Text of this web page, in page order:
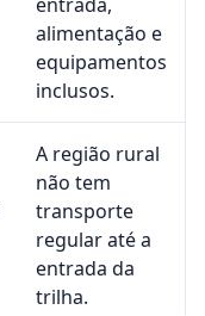
alimentação e
equipamentos
inclusos.
A região rural
não tem
transporte
regular até a
entrada da
trilha.